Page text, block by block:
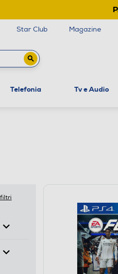
Star Club Magazine
Telefonia Tv e Audio